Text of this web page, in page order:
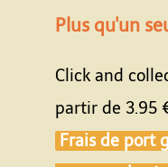
Plus qu'un
Click and
partir de 3.95
Frais de port